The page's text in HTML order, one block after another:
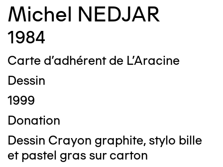
Michel NEDJAR
1984
Carte d'adhérent de L'Aracine
Dessin
1999
Donation
Dessin Crayon graphite, stylo bille
et pastel gras sur carton